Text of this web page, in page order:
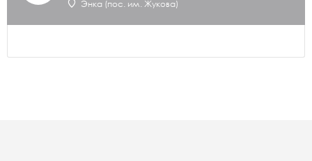
Энка (пос. им. Жукова)